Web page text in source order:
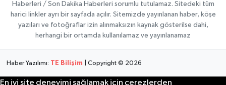
Haberleri / Son Dakika Haberleri sorumlu tutulamaz. Sitedeki tüm
harici linkler ayrı bir sayfada açılır. Sitemizde yayınlanan haber, köşe
yazıları ve fotoğraflar izin alınmaksızın kaynak gösterilse dahi,
herhangi bir ortamda kullanılamaz ve yayınlanamaz
Haber Yazılımı: TE Bilişim | Copyright © 2026
En iyi site deneyimi sağlamak için çerezlerden